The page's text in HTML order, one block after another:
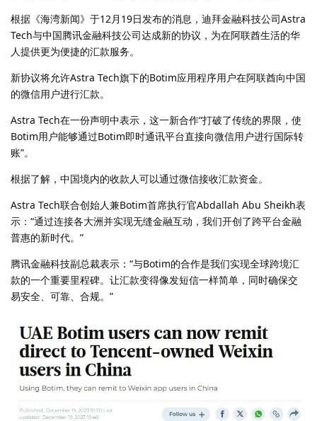
根据《海湾新闻》于12月19日发布的消息，迪拜金融科技公司Astra
Tech与中国腾讯金融科技公司达成新的协议，为在阿联酋生活的华
人提供更为便捷的汇款服务。
新协议将允许Astra Tech旗下的Botim应用程序用户在阿联酋向中国
的微信用户进行汇款。
Astra Tech在一份声明中表示，这一新合作“打破了传统的界限，使
Botim用户能够通过Botim即时通讯平台直接向微信用户进行国际转
账”。
根据了解，中国境内的收款人可以通过微信接收汇款资金。
Astra Tech联合创始人兼Botim首席执行官Abdallah Abu Sheikh表
示：“通过连接各大洲并实现无缝金融互动，我们开创了跨平台金融
普惠的新时代。”
腾讯金融科技副总裁表示：“与Botim的合作是我们实现全球跨境汇
款的一个重要里程碑。让汇款变得像发短信一样简单，同时确保交
易安全、可靠、合规。”